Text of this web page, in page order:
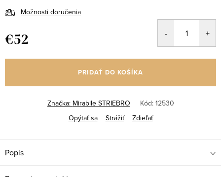
Možnosti doručenia
€52
cena:
PRIDAŤ DO KOŠÍKA
Značka: Mirabile STRIEBRO Kód: 12530
Opýtať sa
Strážiť Zdieľať
Popis